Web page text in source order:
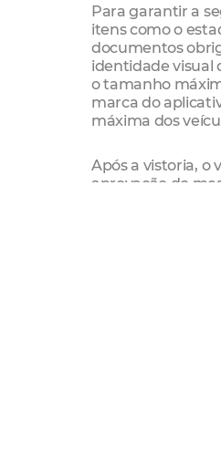
Para garantir a
itens como o
documentos
identidade visual
o tamanho
marca do
máxima dos
Após a vistoria, o
aprovação do